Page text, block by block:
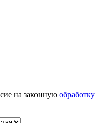
на законную обработку